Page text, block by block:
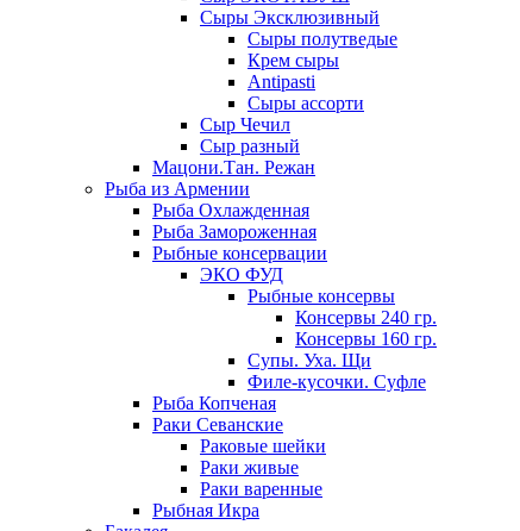
Сыры Эксклюзивный
Сыры полутведые
Крем сыры
Antipasti
Сыры ассорти
Сыр Чечил
Сыр разный
Мацони.Тан. Режан
Рыба из Армении
Рыба Охлажденная
Рыба Замороженная
Рыбные консервации
ЭКО ФУД
Рыбные консервы
Консервы 240 гр.
Консервы 160 гр.
Супы. Уха. Щи
Филе-кусочки. Суфле
Рыба Копченая
Раки Севанские
Раковые шейки
Раки живые
Раки варенные
Рыбная Икра